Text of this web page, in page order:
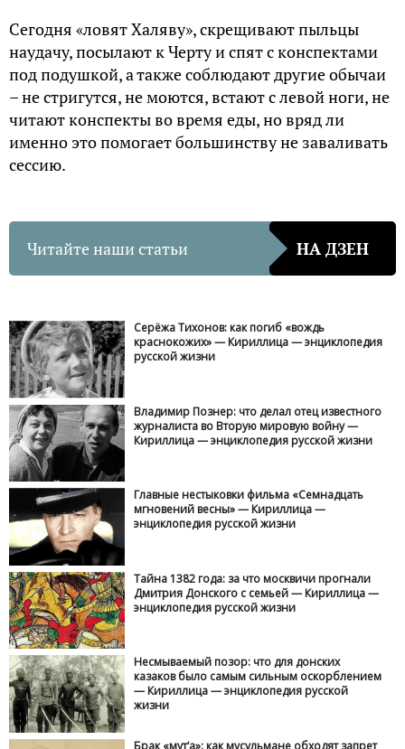
Сегодня «ловят Халяву», скрещивают пыльцы
наудачу, посылают к Черту и спят с конспектами
под подушкой, а также соблюдают другие обычаи
– не стригутся, не моются, встают с левой ноги, не
читают конспекты во время еды, но вряд ли
именно это помогает большинству не заваливать
сессию.
Читайте наши статьи НА ДЗЕН
Серёжа Тихонов: как погиб «вождь
краснокожих» — Кириллица — энциклопедия
русской жизни
Владимир Познер: что делал отец известного
журналиста во Вторую мировую войну —
Кириллица — энциклопедия русской жизни
Главные нестыковки фильма «Семнадцать
мгновений весны» — Кириллица —
энциклопедия русской жизни
Тайна 1382 года: за что москвичи прогнали
Дмитрия Донского с семьей — Кириллица —
энциклопедия русской жизни
Несмываемый позор: что для донских
казаков было самым сильным оскорблением
— Кириллица — энциклопедия русской
жизни
Брак «мут‘а»: как мусульмане обходят запрет